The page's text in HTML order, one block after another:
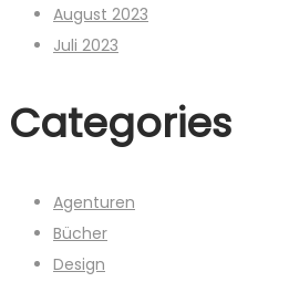
August 2023
Juli 2023
Categories
Agenturen
Bücher
Design